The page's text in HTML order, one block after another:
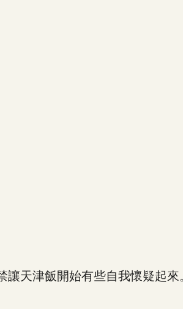
天津飯開始有些自我懷疑起來